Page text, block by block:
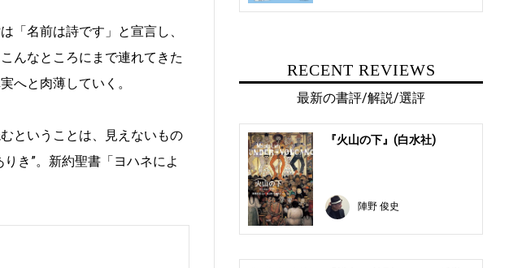
「名前は詩です」と宣言し、
んなところにまで連れてきた
へと肉薄していく。
ということは、見えないもの
き”。新約聖書「ヨハネによ
RECENT REVIEWS
最新の書評/解説/選評
『火山の下』(白水社)
陣野 俊史